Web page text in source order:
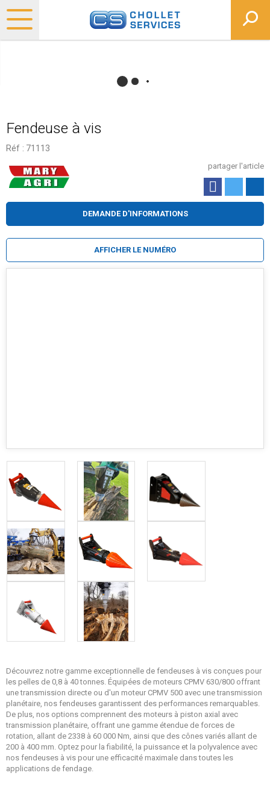
Fendeuse à vis
Réf : 71113
partager l'article
Découvrez notre gamme exceptionnelle de fendeuses à vis conçues pour
les pelles de 0,8 à 40 tonnes. Équipées de moteurs CPMV 630/800 offrant
une transmission directe ou d'un moteur CPMV 500 avec une transmission
planétaire, nos fendeuses garantissent des performances remarquables.
De plus, nos options comprennent des moteurs à piston axial avec
transmission planétaire, offrant une gamme étendue de forces de
rotation, allant de 2338 à 60 000 Nm, ainsi que des cônes variés allant de
200 à 400 mm. Optez pour la fiabilité, la puissance et la polyvalence avec
nos fendeuses à vis pour une efficacité maximale dans toutes les
applications de fendage.
DEMANDE D'INFORMATIONS
AFFICHER LE NUMÉRO